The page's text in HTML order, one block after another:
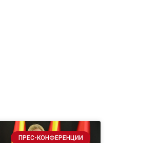
ПРЕС-КОНФЕРЕНЦИИ